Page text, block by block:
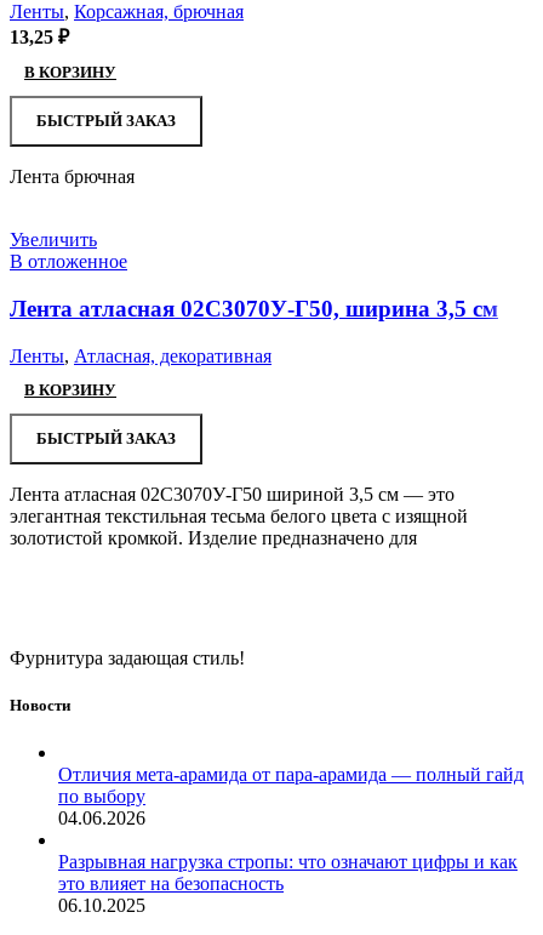
Ленты, Корсажная, брючная
13,25 ₽
В КОРЗИНУ
БЫСТРЫЙ ЗАКАЗ
Лента брючная
Увеличить
В отложенное
Лента атласная 02С3070У-Г50, ширина 3,5 см
Ленты, Атласная, декоративная
В КОРЗИНУ
БЫСТРЫЙ ЗАКАЗ
Лента атласная 02С3070У-Г50 шириной 3,5 см — это
элегантная текстильная тесьма белого цвета с изящной
золотистой кромкой. Изделие предназначено для
Фурнитура задающая стиль!
Новости
Отличия мета-арамида от пара-арамида — полный гайд
по выбору
04.06.2026
Разрывная нагрузка стропы: что означают цифры и как
это влияет на безопасность
06.10.2025